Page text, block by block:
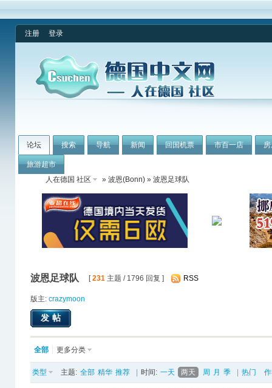
注册 登录
论坛 搜索 导航 新闻 回国机票 市百一店
旅游超市
人在德国 社区
» 波恩(Bonn) » 波恩足球队
波恩足球队 [231 主题 / 1796 回复 ] RSS
版主: crazymoon
发帖
全部 更多分类
类型 主题: 全部 精华 推荐 时间: 一天 两天 周 月 季 热门